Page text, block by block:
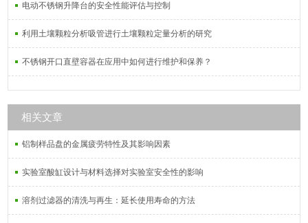
电动不锈钢升降台的安全性能评估与控制
利用土壤颗粒分析吸管进行土壤颗粒定量分析的研究
不锈钢开口直壁容器在应用中如何进行维护和保养？
相关文章
铝制样品盘的金属疲劳特性及其影响因素
实验室酸缸设计与材料选择对实验室安全性的影响
溶剂过滤器的清洗与再生：延长使用寿命的方法